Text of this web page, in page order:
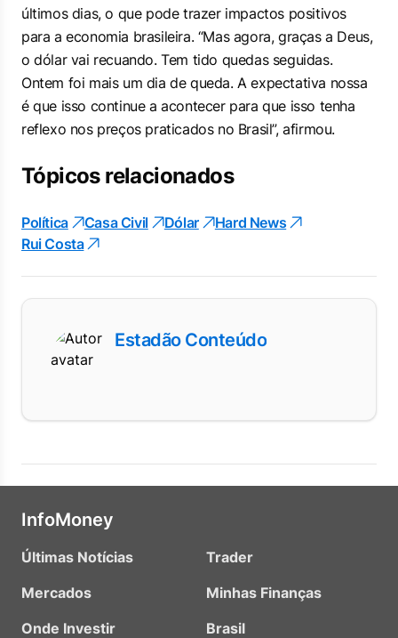
últimos dias, o que pode trazer impactos positivos
para a economia brasileira. “Mas agora, graças a Deus,
o dólar vai recuando. Tem tido quedas seguidas.
Ontem foi mais um dia de queda. A expectativa nossa
é que isso continue a acontecer para que isso tenha
reflexo nos preços praticados no Brasil”, afirmou.
Tópicos relacionados
Política Casa Civil Dólar
Hard News
Rui Costa
Estadão Conteúdo
InfoMoney
Últimas Notícias
Mercados
Onde Investir
Trader
Minhas Finanças
Brasil